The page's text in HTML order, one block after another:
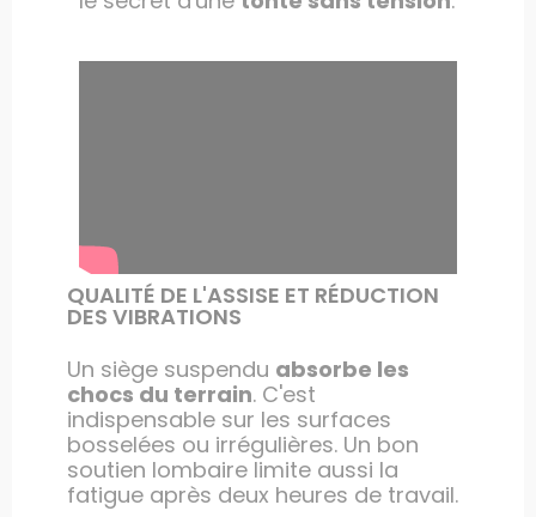
QUALITÉ DE L'ASSISE ET RÉDUCTION
DES VIBRATIONS
Un siège suspendu absorbe les
chocs du terrain. C'est
indispensable sur les surfaces
bosselées ou irrégulières. Un bon
soutien lombaire limite aussi la
fatigue après deux heures de travail.